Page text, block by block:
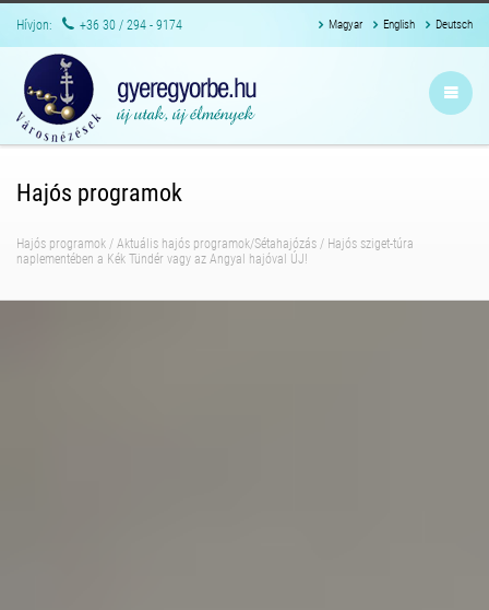
Hívjon: +36 30 / 294 - 9174 Magyar English Deutsch
Hajós programok
Hajós programok / Aktuális hajós programok/Sétahajózás / Hajós sziget-túra
naplementében a Kék Tündér vagy az Angyal hajóval ÚJ!